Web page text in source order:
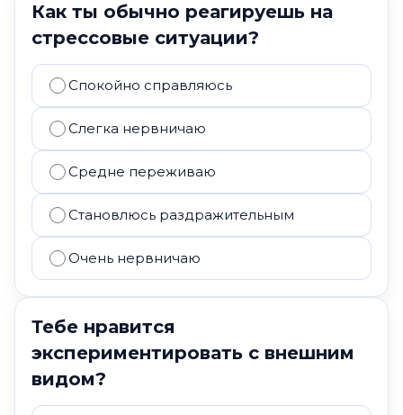
Как ты обычно реагируешь на
стрессовые ситуации?
Спокойно справляюсь
Слегка нервничаю
Средне переживаю
Становлюсь раздражительным
Очень нервничаю
Тебе нравится
экспериментировать с внешним
видом?